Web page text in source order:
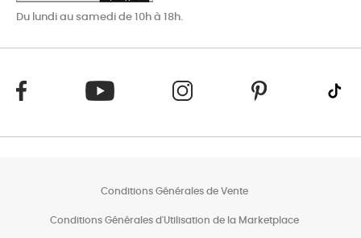
Du lundi au samedi de 10h à 18h.
Conditions Générales de Vente
Conditions Générales d'Utilisation de la Marketplace